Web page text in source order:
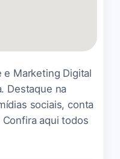
trabalho que
de
inovação e
e Marketing Digital
Destaque na
sociais, conta
aqui todos